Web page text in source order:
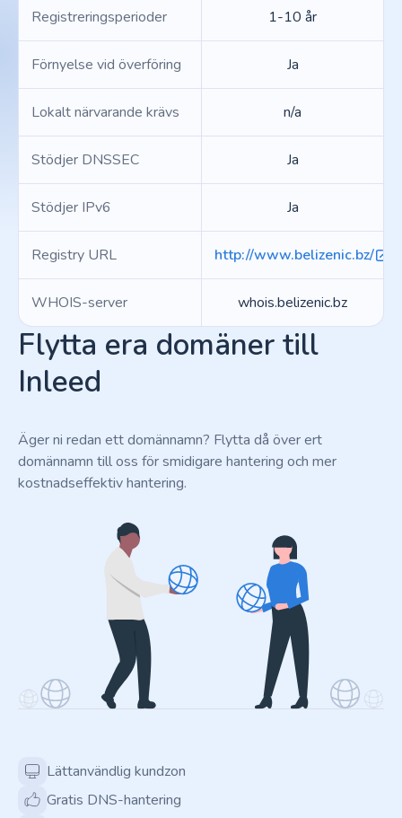
Registreringsperioder 1-10 år
Förnyelse vid överföring Ja
Lokalt närvarande krävs n/a
Stödjer DNSSEC Ja
Stödjer IPv6 Ja
Registry URL http://www.belizenic.bz/
WHOIS-server whois.belizenic.bz
Flytta era domäner till
Inleed
Äger ni redan ett domännamn? Flytta då över ert
domännamn till oss för smidigare hantering och mer
kostnadseffektiv hantering.
Lättanvändlig kundzon
Gratis DNS-hantering